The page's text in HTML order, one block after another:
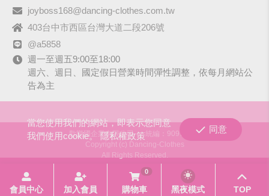
joyboss168@dancing-clothes.com.tw
403台中市西區台灣大道二段206號
@a5858
週一至週五9:00至18:00
週六、週日、國定假日營業時間彈性調整，依每月網站公
告為主
歡樂國企業有限公司
統編：90979680
Copyright (c) Dancing-Clothes
All Rights Reserved.
當您使用我們的網站，即表示您同意
我們使用cookie。隱私權政策
同意
會員中心 加入會員
0
購物車 黑夜模式 TOP